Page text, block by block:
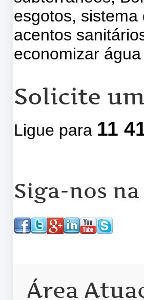
esgotos,
acentos
economizar
Solicite
Ligue para 11
Siga-nos
Área